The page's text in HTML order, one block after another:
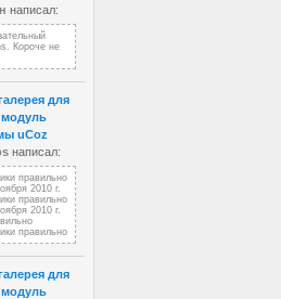
написал:
Короче не
для
модуль
uCoz
написал:
правильно
2010 г.
правильно
2010 г.
правильно
для
модуль